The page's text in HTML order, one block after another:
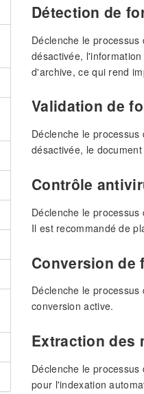
Détection de
Déclenche le
désactivée,
d'archive, ce qui rend
Validation de
Déclenche le
désactivée, le
Contrôle
Déclenche le
Il est recommandé de
Conversion de
Déclenche le
conversion active.
Extraction des
Déclenche le
pour l'indexation